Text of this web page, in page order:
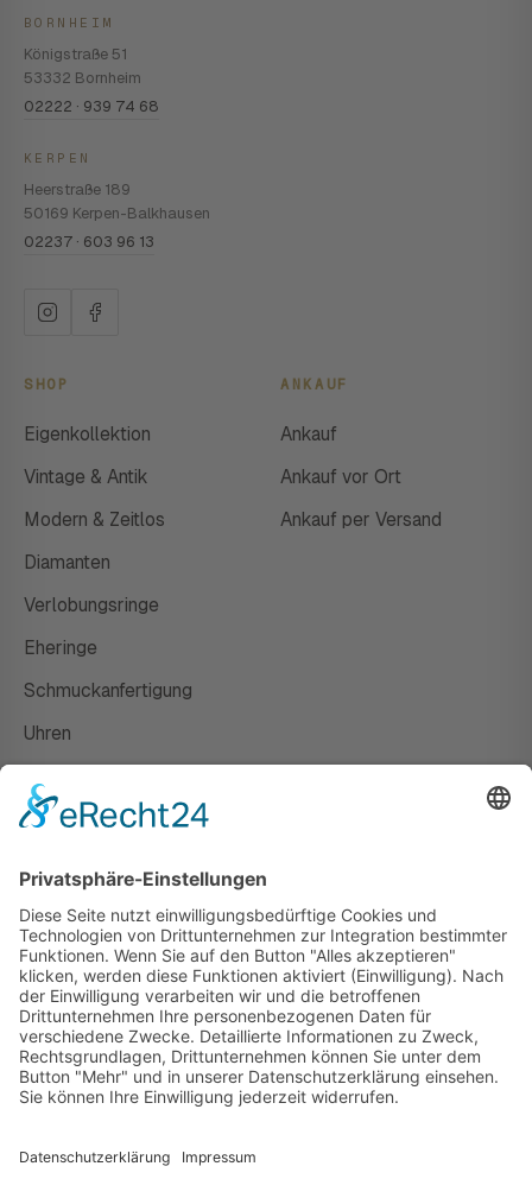
BORNHEIM
Königstraße 51
53332 Bornheim
02222 · 939 74 68
KERPEN
Heerstraße 189
50169 Kerpen-Balkhausen
02237 · 603 96 13
SHOP
Eigenkollektion
Vintage & Antik
Modern & Zeitlos
Diamanten
Verlobungsringe
Eheringe
Schmuckanfertigung
Uhren
ANKAUF
Ankauf
Ankauf vor Ort
Ankauf per Versand
Susanne Steiger
Geschäfte
Newsletter
Kontakt
© 2026 JUWELIER STEIGER